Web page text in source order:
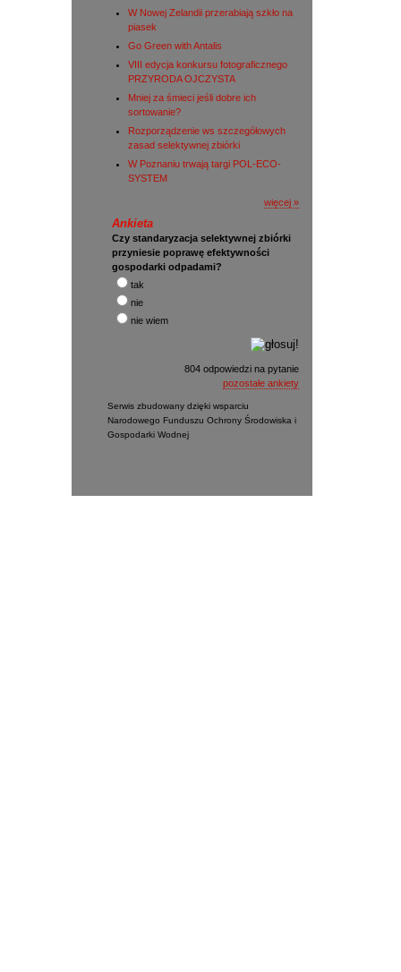
W Nowej Zelandii przerabiają szkło na
piasek
Go Green with Antalis
VIII edycja konkursu fotograficznego
PRZYRODA OJCZYSTA
Mniej za śmieci jeśli dobre ich
sortowanie?
Rozporządzenie ws szczegółowych
zasad selektywnej zbiórki
W Poznaniu trwają targi POL-ECO-
SYSTEM
więcej »
Ankieta
Czy standaryzacja selektywnej zbiórki
przyniesie poprawę efektywności
gospodarki odpadami?
tak
nie
nie wiem
804 odpowiedzi na pytanie
pozostałe ankiety
Serwis zbudowany dzięki wsparciu
Narodowego Funduszu Ochrony Środowiska i
Gospodarki Wodnej